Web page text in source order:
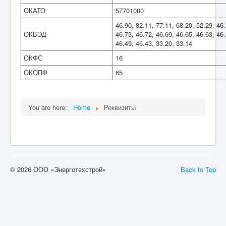
ОКАТО
57701000
ОКВЭД
46.90, 82.11, 77.11, 68.20, 52.29,
46.73, 46.72, 46.69, 46.65, 46.63,
46.49, 46.43, 33.20, 33.14
ОКФС
16
ОКОПФ
65
You are here: Home Реквизиты
Back to Top
© 2026 ООО «Энерготехстрой»